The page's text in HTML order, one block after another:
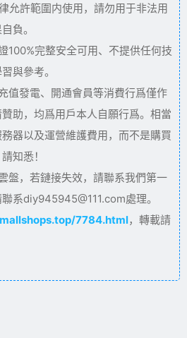
允許範圍内使用，請勿用于非法用
負。
100%完整安全可用、不提供任何技
與參考。
值發電、開通會員等消費行爲僅作
助，均爲用戶本人自願行爲。相當
器以及運營維護費用，而不是購買
知悉！
盤，若鏈接失效，請聯系我們第一
系diy945945@111.com處理。
7784.html，轉載請